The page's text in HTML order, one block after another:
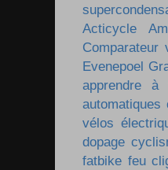
Acticycle
Evenepoel
apprendre
automatiques
vélos
dopage
fatbike feu